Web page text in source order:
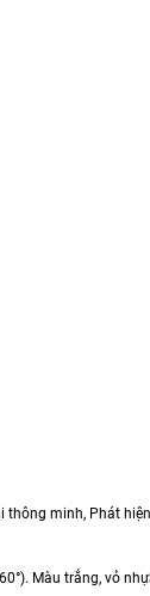
thông minh, Phát
Màu trắng, vỏ